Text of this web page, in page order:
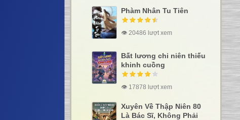
Phàm Nhân Tu Tiên
👁 20486 lượt xem
Bất lương chi niên thiếu
khinh cuồng
👁 17878 lượt xem
Xuyên Về Thập Niên 80
Là Bác Sĩ, Không Phải